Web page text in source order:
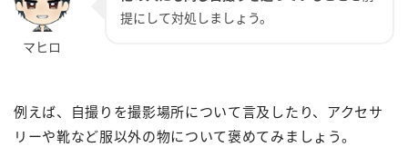
提にして対処しましょう。
例えば、自撮りを撮影場所について言及したり、アクセサ
リーや靴など服以外の物について褒めてみましょう。